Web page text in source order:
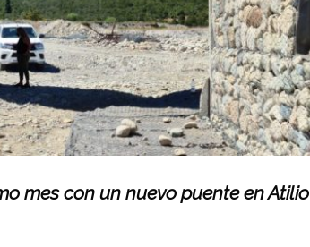
mes con un nuevo puente en Atilio